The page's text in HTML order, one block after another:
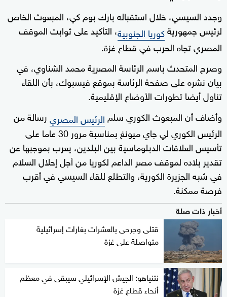
وجدد السيسي، خلال استقباله بارك بوم كي، المبعوث الخاص
لرئيس جمهوريةكوريا الجنوبية، التأكيد على ثوابت الموقف
المصري تجاه الحرب في قطاع غزة.
وصرح المتحدث باسم الرئاسة المصرية محمد الشناوي، في
بيان نشره على صفحة الرئاسة بموقع فيسبوك، بأن اللقاء
تناول أيضا تطورات الأوضاع الإقليمية.
وأضاف أن المبعوث الكوري سلم الرئيس المصريرسالة من
الرئيس الكوري لي جاي ميونغ بمناسبة مرور 30 عاما على
تأسيس العلاقات الدبلوماسية بين البلدين، يعرب بموجبها عن
تقدير بلاده لموقف مصر الداعم لكوريا من أجل إحلال السلام
في شبه الجزيرة الكورية، والتطلع للقاء السيسي في أقرب
فرصة ممكنة.
أخبار ذات صلة
قتلى وجرحى بالعشرات بغارات إسرائيلية
متواصلة على غزة
نتنياهو: الجيش الإسرائيلي سيبقى في معظم
أنحاء قطاع غزة